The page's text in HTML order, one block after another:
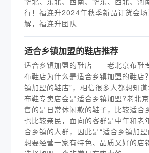
行！福连升2024年秋季新品订货会
解，福连升团队
适合乡镇加盟的鞋店推荐
适合乡镇加盟的鞋店——老北京布鞋
布鞋店为什么是适合乡镇加盟的鞋店
镇加盟的鞋店”，相信很多人都想知
布鞋专卖店会是适合乡镇加盟?老北
售的是日常休闲款的鞋子，比较适合
也比较亲民，面向的客群是中年和老
合乡镇的人群，因此是“适合乡镇加
想要经营一家有特色、品质又好的店